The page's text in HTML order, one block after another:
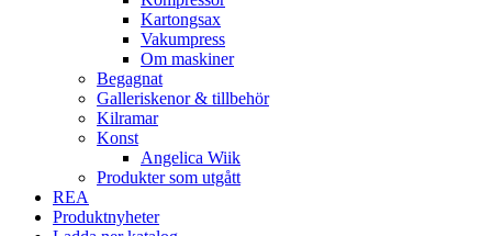
Kartongsax
Vakumpress
Om maskiner
Begagnat
Galleriskenor & tillbehör
Kilramar
Konst
Angelica Wiik
Produkter som utgått
REA
Produktnyheter